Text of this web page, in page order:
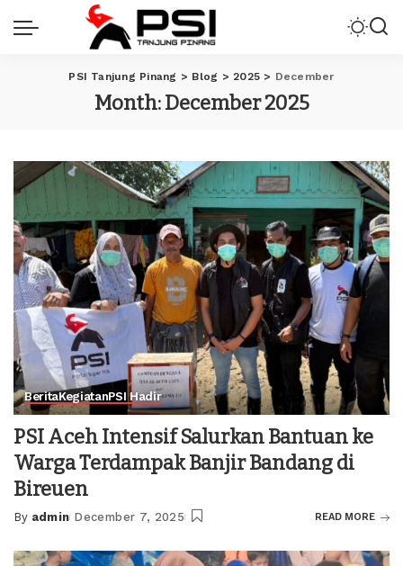
PSI Tanjung Pinang > Blog > 2025 > December
Month:December 2025
BeritaKegiatanPSI Hadir
PSI Aceh Intensif Salurkan Bantuan ke
Warga Terdampak Banjir Bandang di
Bireuen
Posted
By admin December 7, 2025 READ MORE